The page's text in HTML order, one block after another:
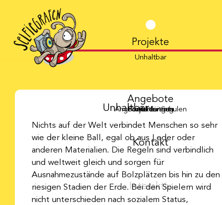
Projekte
Unhaltbar
Angebote
Projektleitung
Firmenevents
Fortbildungen
Angebote für Schulen
Kontakt
Interaktiv
Unhaltbar
Nichts auf der Welt verbindet Menschen so sehr
wie der kleine Ball, egal ob aus Leder oder
anderen Materialien. Die Regeln sind verbindlich
und weltweit gleich und sorgen für
Ausnahmezustände auf Bolzplätzen bis hin zu den
riesigen Stadien der Erde. Bei den Spielern wird
nicht unterschieden nach sozialem Status,